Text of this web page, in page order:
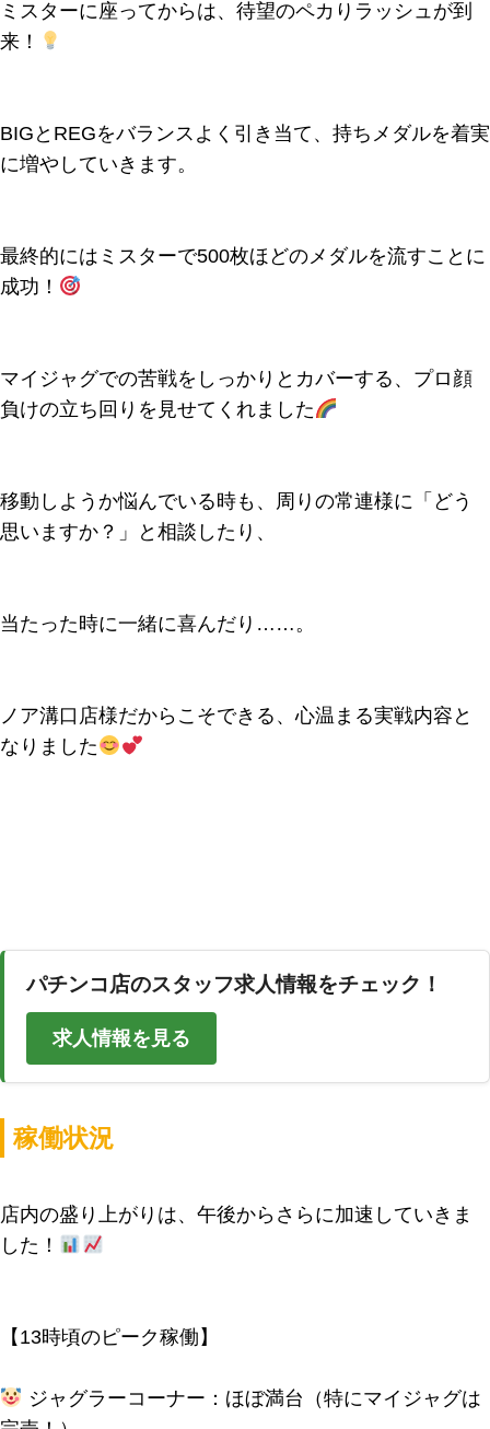
ミスターに座ってからは、待望のペカりラッシュが到
来！
BIGとREGをバランスよく引き当て、持ちメダルを着実
に増やしていきます。
最終的にはミスターで500枚ほどのメダルを流すことに
成功！
マイジャグでの苦戦をしっかりとカバーする、プロ顔
負けの立ち回りを見せてくれました
移動しようか悩んでいる時も、周りの常連様に「どう
思いますか？」と相談したり、
当たった時に一緒に喜んだり……。
ノア溝口店様だからこそできる、心温まる実戦内容と
なりました
パチンコ店のスタッフ求人情報をチェック！
求人情報を見る
稼働状況
店内の盛り上がりは、午後からさらに加速していきま
した！
【13時頃のピーク稼働】
ジャグラーコーナー：ほぼ満台（特にマイジャグは